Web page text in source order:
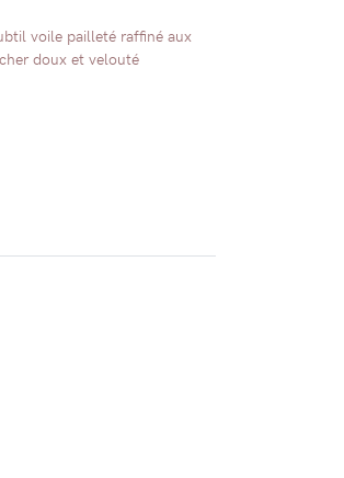
voile pailleté raffiné aux
doux et velouté